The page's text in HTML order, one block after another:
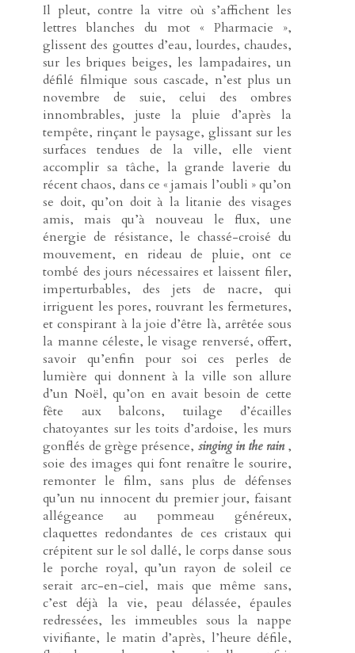
Il pleut, contre la vitre où s’affichent les
lettres blanches du mot « Pharmacie »,
glissent des gouttes d’eau, lourdes, chaudes,
sur les briques beiges, les lampadaires, un
défilé filmique sous cascade, n’est plus un
novembre de suie, celui des ombres
innombrables, juste la pluie d’après la
tempête, rinçant le paysage, glissant sur les
surfaces tendues de la ville, elle vient
accomplir sa tâche, la grande laverie du
récent chaos, dans ce « jamais l’oubli » qu’on
se doit, qu’on doit à la litanie des visages
amis, mais qu’à nouveau le flux, une
énergie de résistance, le chassé-croisé du
mouvement, en rideau de pluie, ont ce
tombé des jours nécessaires et laissent filer,
imperturbables, des jets de nacre, qui
irriguent les pores, rouvrant les fermetures,
et conspirant à la joie d’être là, arrêtée sous
la manne céleste, le visage renversé, offert,
savoir qu’enfin pour soi ces perles de
lumière qui donnent à la ville son allure
d’un Noël, qu’on en avait besoin de cette
fête aux balcons, tuilage d’écailles
chatoyantes sur les toits d’ardoise, les murs
gonflés de grège présence, singing in the rain ,
soie des images qui font renaître le sourire,
remonter le film, sans plus de défenses
qu’un nu innocent du premier jour, faisant
allégeance au pommeau généreux,
claquettes redondantes de ces cristaux qui
crépitent sur le sol dallé, le corps danse sous
le porche royal, qu’un rayon de soleil ce
serait arc-en-ciel, mais que même sans,
c’est déjà la vie, peau délassée, épaules
redressées, les immeubles sous la nappe
vivifiante, le matin d’après, l’heure défile,